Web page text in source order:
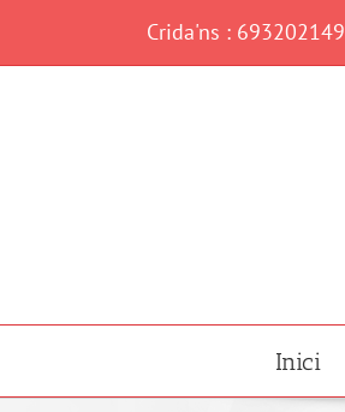
content
Crida'ns : 693202149
Inici